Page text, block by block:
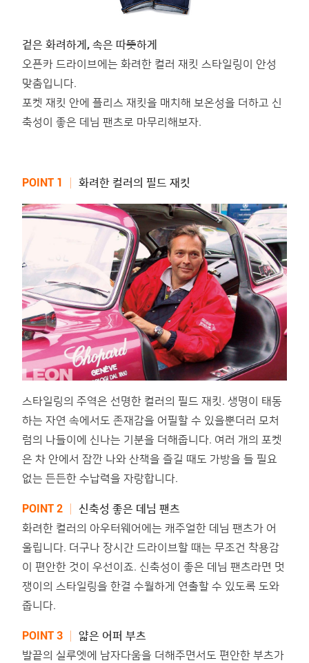
겉은 화려하게, 속은 따뜻하게
오픈카 드라이브에는 화려한 컬러 재킷 스타일링이 안성
맞춤입니다.
포켓 재킷 안에 플리스 재킷을 매치해 보온성을 더하고 신
축성이 좋은 데님 팬츠로 마무리해보자.
POINT 1 │화려한 컬러의 필드 재킷
스타일링의 주역은 선명한 컬러의 필드 재킷. 생명이 태동
하는 자연 속에서도 존재감을 어필할 수 있을뿐더러 모처
럼의 나들이에 신나는 기분을 더해줍니다. 여러 개의 포켓
은 차 안에서 잠깐 나와 산책을 즐길 때도 가방을 들 필요
없는 든든한 수납력을 자랑합니다.
POINT 2
신축성 좋은 데님 팬츠
화려한 컬러의 아우터웨어에는 캐주얼한 데님 팬츠가 어
울립니다. 더구나 장시간 드라이브할 때는 무조건 착용감
이 편안한 것이 우선이죠. 신축성이 좋은 데님 팬츠라면 멋
쟁이의 스타일링을 한결 수월하게 연출할 수 있도록 도와
줍니다.
POINT 3
얇은 어퍼 부츠
발끝의 실루엣에 남자다움을 더해주면서도 편안한 부츠가